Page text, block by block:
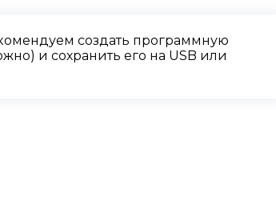
создать программную
и сохранить его на USB или